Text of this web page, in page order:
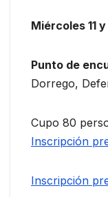
Miércoles 11
Punto de
Dorrego,
Cupo 80
Inscripción
Inscripción